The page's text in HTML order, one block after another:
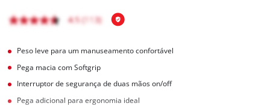
Peso leve para um manuseamento confortável
Pega macia com Softgrip
Interruptor de segurança de duas mãos on/off
Pega adicional para ergonomia ideal